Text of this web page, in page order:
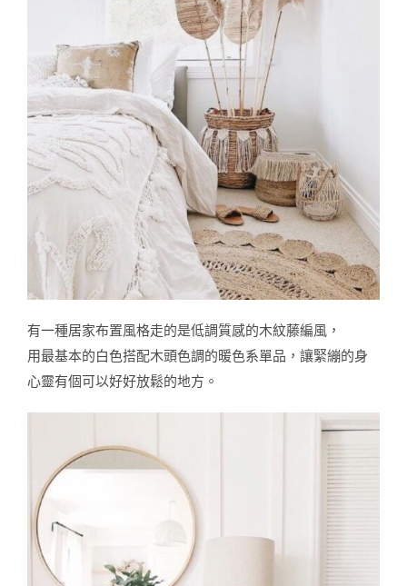
有一種居家布置風格走的是低調質感的木紋藤編風，
用最基本的白色搭配木頭色調的暖色系單品，讓緊繃的身
心靈有個可以好好放鬆的地方。